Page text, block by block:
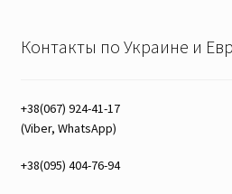
Контакты по Украине и
+38(067) 924-41-17
(Viber, WhatsApp)
+38(095) 404-76-94